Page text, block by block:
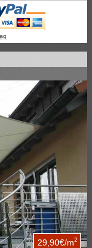
29,90€/m2